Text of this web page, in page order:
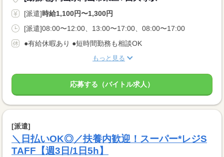
[派遣]時給1,100円〜1,300円
[派遣]08:00〜12:00、13:00〜17:00、08:00〜17:00
●有給休暇あり ●短時間勤務も相談OK
もっと見る
応募する（バイトル求人）
[派遣]
＼日払いOK◎／扶養内歓迎！スーパー*レジS
TAFF【週3日/1日5h】